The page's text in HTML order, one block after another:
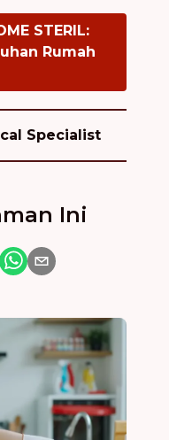
STERIL:
Rumah
Specialist
Ini